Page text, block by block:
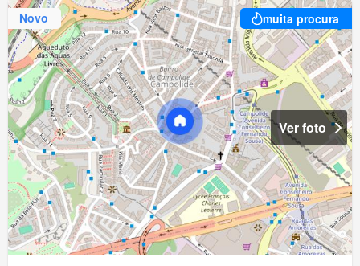
Novo muita procura
Ver foto